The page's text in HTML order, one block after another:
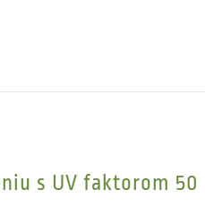
s UV faktorom 50